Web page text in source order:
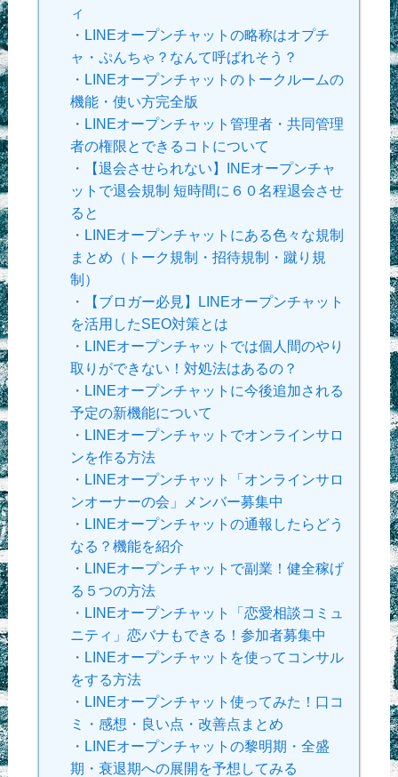
ィ
・ LINEオープンチャットの略称はオプチ
ャ・ぷんちゃ？なんて呼ばれそう？
・ LINEオープンチャットのトークルームの
機能・使い方完全版
・ LINEオープンチャット管理者・共同管理
者の権限とできるコトについて
・
【退会させられない】INEオープンチャ
ットで退会規制 短時間に６０名程退会させ
ると
・ LINEオープンチャットにある色々な規制
まとめ（トーク規制・招待規制・蹴り規
制）
・
【ブロガー必見】LINEオープンチャット
を活用したSEO対策とは
・ LINEオープンチャットでは個人間のやり
取りができない！対処法はあるの？
・ LINEオープンチャットに今後追加される
予定の新機能について
・ LINEオープンチャットでオンラインサロ
ンを作る方法
・ LINEオープンチャット「オンラインサロ
ンオーナーの会」メンバー募集中
・ LINEオープンチャットの通報したらどう
なる？機能を紹介
・ LINEオープンチャットで副業！健全稼げ
る５つの方法
・ LINEオープンチャット「恋愛相談コミュ
ニティ」恋バナもできる！参加者募集中
・ LINEオープンチャットを使ってコンサル
をする方法
・ LINEオープンチャット使ってみた！口コ
ミ・感想・良い点・改善点まとめ
・ LINEオープンチャットの黎明期・全盛
期・衰退期への展開を予想してみる